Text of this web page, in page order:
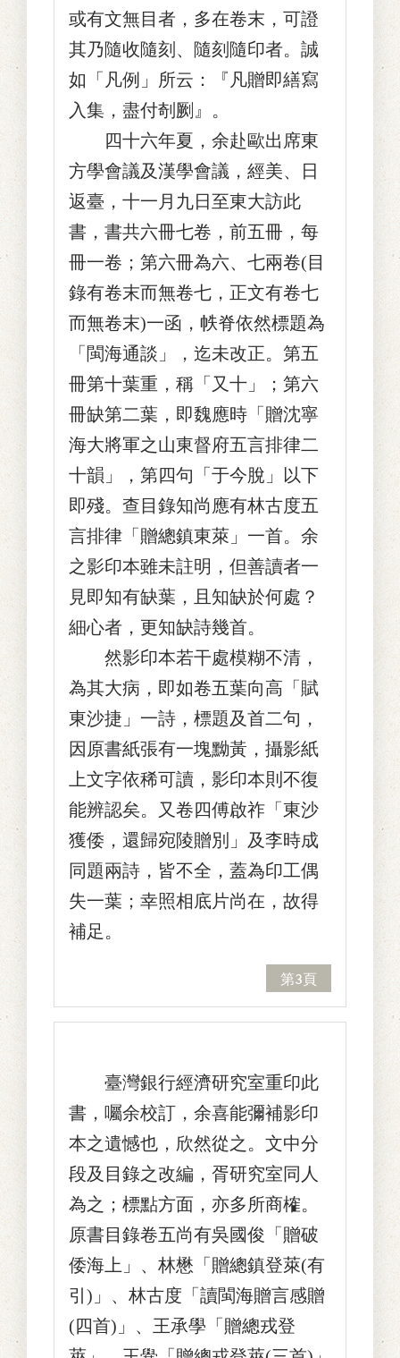
或有文無目者，多在卷末，可證
其乃隨收隨刻、隨刻隨印者。誠
如「凡例」所云：『凡贈即繕寫
入集，盡付剞劂』。
四十六年夏，余赴歐出席東
方學會議及漢學會議，經美、日
返臺，十一月九日至東大訪此
書，書共六冊七卷，前五冊，每
冊一卷；第六冊為六、七兩卷(目
錄有卷末而無卷七，正文有卷七
而無卷末)一函，帙脊依然標題為
「閩海通談」，迄未改正。第五
冊第十葉重，稱「又十」；第六
冊缺第二葉，即魏應時「贈沈寧
海大將軍之山東督府五言排律二
十韻」，第四句「于今脫」以下
即殘。查目錄知尚應有林古度五
言排律「贈總鎮東萊」一首。余
之影印本雖未註明，但善讀者一
見即知有缺葉，且知缺於何處？
細心者，更知缺詩幾首。
然影印本若干處模糊不清，
為其大病，即如卷五葉向高「賦
東沙捷」一詩，標題及首二句，
因原書紙張有一塊黝黃，攝影紙
上文字依稀可讀，影印本則不復
能辨認矣。又卷四傅啟祚「東沙
獲倭，還歸宛陵贈別」及李時成
同題兩詩，皆不全，蓋為印工偶
失一葉；幸照相底片尚在，故得
補足。
第3頁
臺灣銀行經濟研究室重印此
書，囑余校訂，余喜能彌補影印
本之遺憾也，欣然從之。文中分
段及目錄之改編，胥研究室同人
為之；標點方面，亦多所商榷。
原書目錄卷五尚有吳國俊「贈破
倭海上」、林懋「贈總鎮登萊(有
引)」、林古度「讀閩海贈言感贈
(四首)」、王承學「贈總戎登